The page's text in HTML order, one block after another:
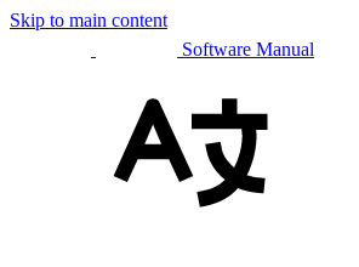
Skip to main content
Software Manual